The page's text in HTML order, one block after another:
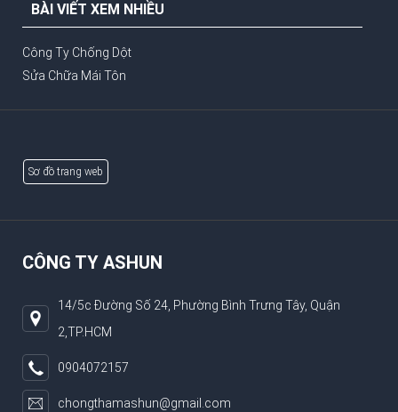
BÀI VIẾT XEM NHIỀU
Công Ty Chống Dột
Sửa Chữa Mái Tôn
Sơ đồ trang web
CÔNG TY ASHUN
14/5c Đường Số 24, Phường Bình Trưng Tây, Quận
2,TP.HCM
0904072157
chongthamashun@gmail.com